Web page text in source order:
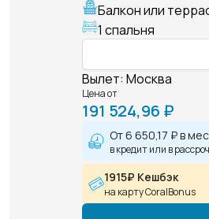
Балкон или
1 спальня
Вылет: Москва
Цена от
191 524,96 ₽
От6 650,17 ₽в
в кредит или в
1915₽ Кешбэк
на карту CoralBonus